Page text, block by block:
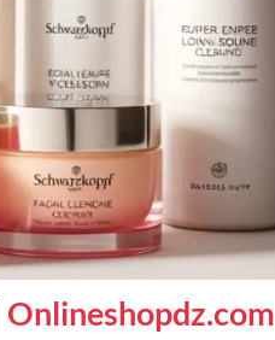
Onlineshopdz.com